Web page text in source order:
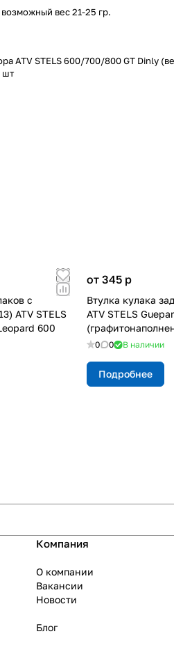
возможный вес 21-25 гр.
ATV STELS 600/700/800 GT Dinly
шт
с
ATV STELS
600
от 345 p
Втулка кулака
ATV STELS
0 0 В наличии
Подробнее
Компания
О компании
Вакансии
Новости
Блог